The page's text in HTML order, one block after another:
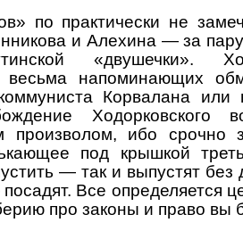
по практически не
и Алехина — за
«двушечки».
весьма напоминающих
Корвалана
Ходорковского
произволом, ибо срочно
под крышкой
— так и выпустят без
Все определяется
про законы и право вы